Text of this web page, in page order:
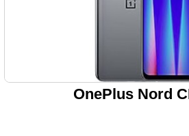
OnePlus Nord